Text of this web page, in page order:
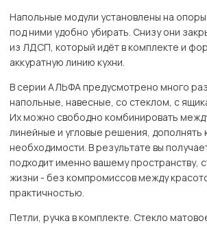
Напольные модули установлены на
под ними удобно убирать. Снизу они
из ЛДСП, который идёт в комплекте и
аккуратную линию кухни.
В серии АЛЬФА предусмотрено много
напольные, навесные, со стеклом, с
Их можно свободно комбинировать
линейные и угловые решения, дополнять
необходимости. В результате вы
подходит именно вашему пространству,
жизни - без компромиссов между
практичностью.
Петли, ручка в комплекте. Стекло